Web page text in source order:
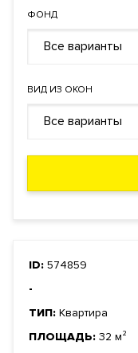
правообладания
ФОНД
Все варианты
ВИД ИЗ ОКОН
Все варианты
ID: 574859
-
ТИП: Квартира
ПЛОЩАДЬ: 32 м²